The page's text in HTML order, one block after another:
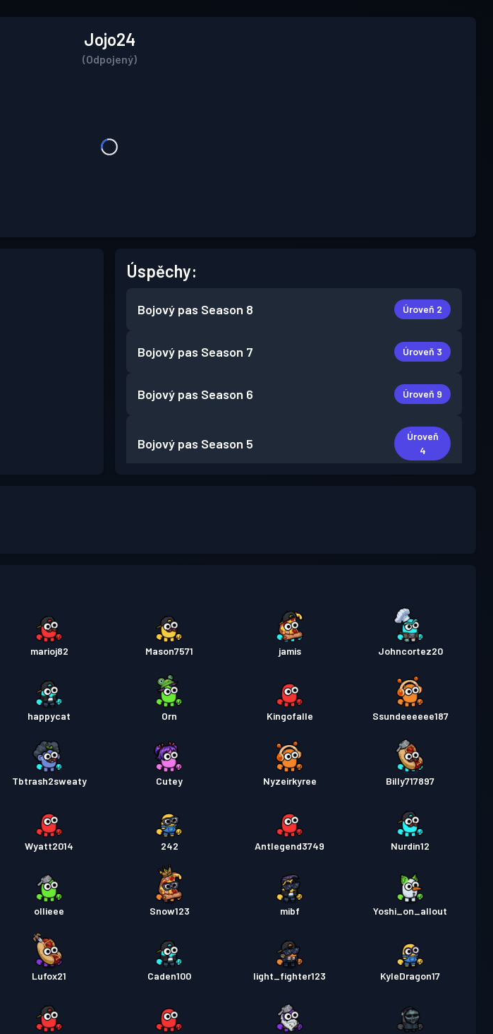
Jojo24
(Odpojený)
Úspěchy:
Bojový pas Season 8 Úroveň 2
Bojový pas Season 7 Úroveň 3
Bojový pas Season 6 Úroveň 9
Bojový pas Season 5
Úroveň
4
Bojový pas Úroveň 1
marioj82 Mason7571 jamis Johncortez20
happycat Orn Kingofalle Ssundeeeeee187
Tbtrash2sweaty Cutey Nyzeirkyree Billy717897
Wyatt2014 242 Antlegend3749 Nurdin12
ollieee Snow123 mibf Yoshi_on_allout
Lufox21 Caden100 light_fighter123 KyleDragon17